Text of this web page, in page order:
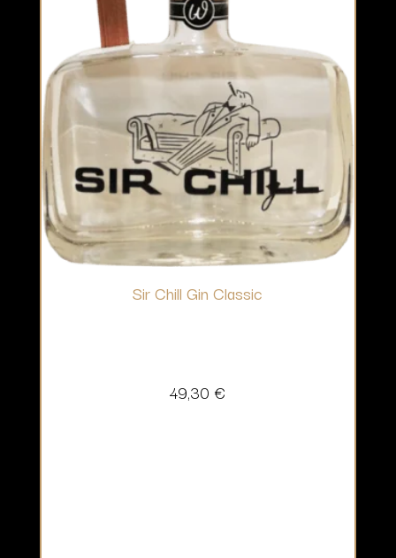
Sir Chill Gin Classic
49,30 €